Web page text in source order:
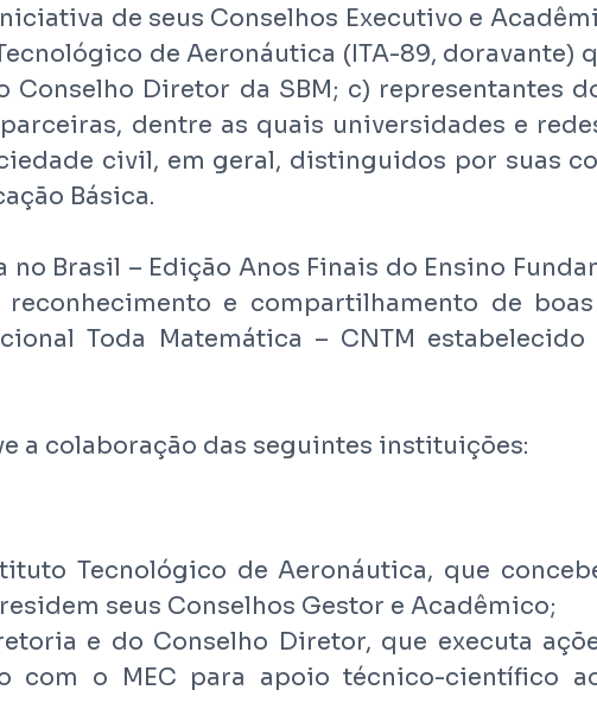
de seus Conselhos Executivo e
de Aeronáutica (ITA-89, doravante)
Diretor da SBM; c) representantes
dentre as quais universidades e
civil, em geral, distinguidos por suas
Básica.
Brasil – Edição Anos Finais do Ensino
e compartilhamento de
Toda Matemática – CNTM estabelecido
a colaboração das seguintes instituições:
Tecnológico de Aeronáutica, que
seus Conselhos Gestor e Acadêmico;
e do Conselho Diretor, que executa
com o MEC para apoio técnico-científico